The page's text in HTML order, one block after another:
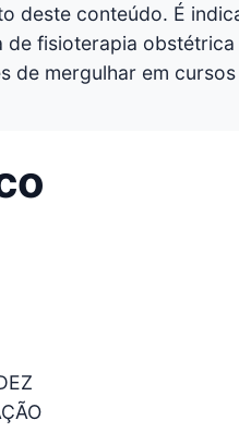
deste conteúdo. É
fisioterapia
mergulhar em